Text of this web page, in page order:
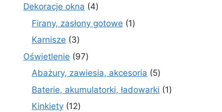
Dekoracje okna 44
produkty
Firany, zasłony gotowe 11
Karnisze 33
produkty
Oświetlenie 9797
produktów
Abażury, zawiesia, akcesoria 55
produktów
Baterie, akumulatorki, ładowarki 11
Kinkiety 1212